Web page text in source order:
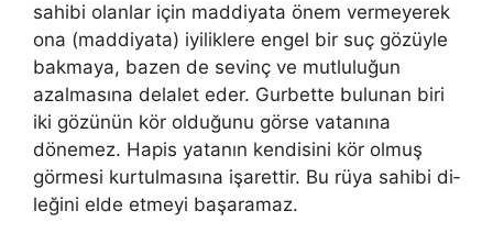
sahibi olanlar için maddiya­ta önem vermeyerek
ona (maddiyata) iyiliklere engel bir suç gözüyle
bak­maya, bazen de sevinç ve mutluluğun
azalmasına delalet eder. Gurbette bulunan biri
iki gözünün kör olduğunu görse vatanına
dönemez. Hapis ya­tanın kendisini kör olmuş
görmesi kurtulmasına işarettir. Bu rüya sahibi di­
leğini elde etmeyi başaramaz.